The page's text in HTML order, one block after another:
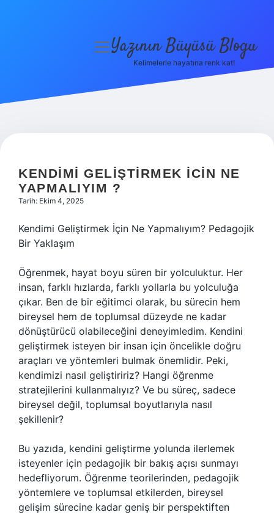
Hakkımızda
menüyü
Yazının Büyüsü Blogu
Kelimelerle hayatına renk kat!
KENDIMI GELIŞTIRMEK ICIN NE
YAPMALIYIM ?
Tarih: Ekim 4, 2025
Kendimi Geliştirmek İçin Ne Yapmalıyım? Pedagojik
Bir Yaklaşım
Öğrenmek, hayat boyu süren bir yolculuktur. Her
insan, farklı hızlarda, farklı yollarla bu yolculuğa
çıkar. Ben de bir eğitimci olarak, bu sürecin hem
bireysel hem de toplumsal düzeyde ne kadar
dönüştürücü olabileceğini deneyimledim. Kendini
geliştirmek isteyen bir insan için öncelikle doğru
araçları ve yöntemleri bulmak önemlidir. Peki,
kendimizi nasıl geliştiririz? Hangi öğrenme
stratejilerini kullanmalıyız? Ve bu süreç, sadece
bireysel değil, toplumsal boyutlarıyla nasıl
şekillenir?
Bu yazıda, kendini geliştirme yolunda ilerlemek
isteyenler için pedagojik bir bakış açısı sunmayı
hedefliyorum. Öğrenme teorilerinden, pedagojik
yöntemlere ve toplumsal etkilerden, bireysel
gelişim sürecine kadar geniş bir perspektiften